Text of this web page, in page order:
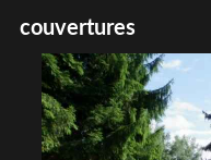
couvertures